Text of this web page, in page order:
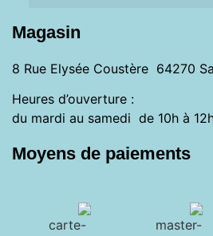
Magasin
8 Rue Elysée Coustère 64270
Heures d’ouverture :
du mardi au samedi de 10h à
Moyens de paiements